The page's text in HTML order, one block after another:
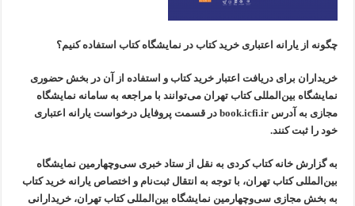
چگونه از یارانه اعتباری خرید کتاب در نمایشگاه کتاب استفاده کنیم؟
خریداران برای دریافت اعتبار خرید کتاب و استفاده از آن در بخش حضوری
نمایشگاه بین‌المللی کتاب تهران می‌توانند با مراجعه به سامانه نمایشگاه
مجازی به آدرس book.icfi.ir در قسمت پروفایل درخواست یارانه اعتباری
خود را ثبت کنند.
به گزارش خانه کتاب کردی به نقل از ستاد خبری سی‌وچهارمین نمایشگاه
بین‌المللی کتاب تهران، با توجه به انتقال ثبت‌نام و اختصاص یارانه خرید کتاب
به بخش مجازی سی‌وچهارمین نمایشگاه بین‌المللی کتاب تهران، خریدارانی